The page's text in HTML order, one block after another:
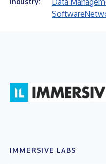
Industry: Data
Software
IMMERSIVE LABS